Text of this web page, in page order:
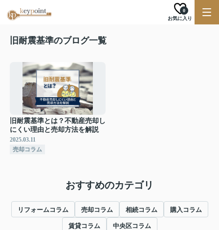
お気に入り
0
旧耐震基準のブログ一覧
旧耐震基準とは？不動産売却し
にくい理由と売却方法を解説
2025.03.11
売却コラム
おすすめのカテゴリ
リフォームコラム 売却コラム 相続コラム 購入コラム
賃貸コラム 中央区コラム